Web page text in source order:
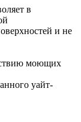
в
и не
моющих
уайт-